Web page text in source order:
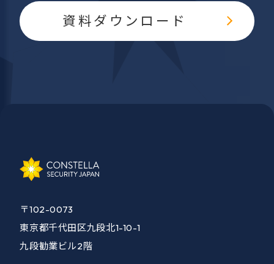
資料ダウンロード
〒102-0073
東京都千代田区九段北1-10-1
九段勧業ビル2階